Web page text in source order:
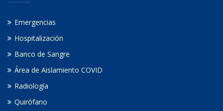
Emergencias
Hospitalización
Banco de Sangre
Área de Aislamiento COVID
Radiología
Quirófano